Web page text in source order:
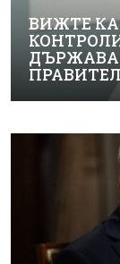
ВИЖТЕ
ДЪРЖАВА